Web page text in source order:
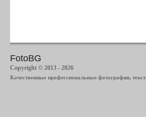
FotoBG
Copyright © 2013 - 2026
Качественные профессиональные фотографии,